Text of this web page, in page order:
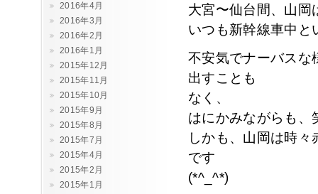
2016年4月
2016年3月
2016年2月
2016年1月
2015年12月
2015年11月
2015年10月
2015年9月
2015年8月
2015年7月
2015年4月
2015年2月
2015年1月
大宮〜仙台間、山岡
いつも新幹線車中と
不安気でナーバスな
出すことも
なく、
はにかみながらも、
しかも、山岡は時
です
(*^_^*)